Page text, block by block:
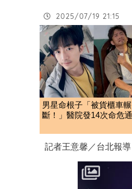
2025/07/19 21:15
男星命根子「被貨櫃車輾
斷！」醫院發14次命危通
記者王意馨／台北報導